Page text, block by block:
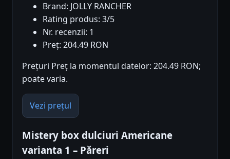
Brand: JOLLY RANCHER
Rating produs: 3/5
Nr. recenzii: 1
Preț: 204.49 RON
Prețuri Preț la momentul datelor: 204.49 RON;
poate varia.
Vezi prețul
Mistery box dulciuri Americane
varianta 1 – Păreri